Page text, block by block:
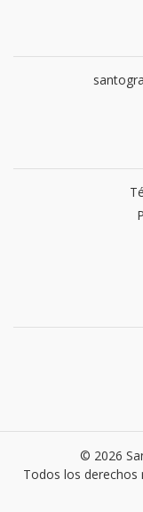
© 2026
Todos los derechos